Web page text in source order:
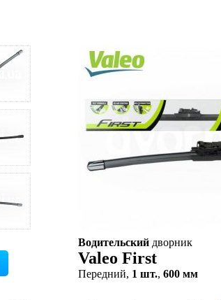
Водительский дворник
Valeo First
Передний, 1 шт., 600 мм